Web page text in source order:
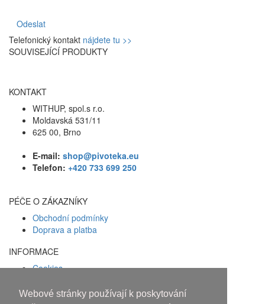
Webové stránky používají k poskytování
Odeslat
Telefonický kontakt nájdete tu >>
SOUVISEJÍCÍ PRODUKTY
KONTAKT
WITHUP, spol.s r.o.
Moldavská 531/11
625 00, Brno
E-mail: shop@pivoteka.eu
Telefon: +420 733 699 250
PÉČE O ZÁKAZNÍKY
Obchodní podmínky
Doprava a platba
INFORMACE
Cookies